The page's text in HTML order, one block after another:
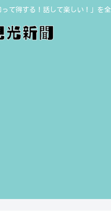
て得する！話して楽しい！」を全